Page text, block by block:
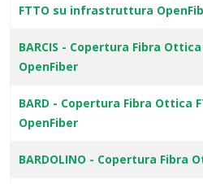
FTTO su infrastruttura
BARCIS - Copertura Fibra
OpenFiber
BARD - Copertura Fibra Ottica
OpenFiber
BARDOLINO - Copertura Fibra